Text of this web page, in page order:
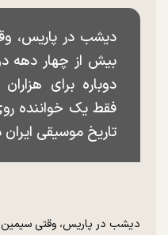
دیشب در پاریس،
بیش از چهار دهه
دوباره برای هزاران
فقط یک خواننده
تاریخ موسیقی
دیشب در پاریس، وقتی